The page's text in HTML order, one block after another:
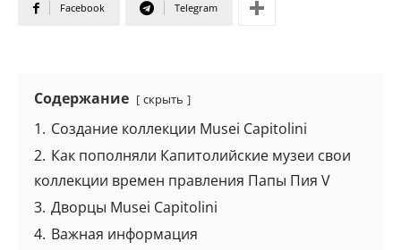
Facebook Telegram
Содержание скрыть
1. Создание коллекции Musei Capitolini
2. Как пополняли Капитолийские музеи свои
коллекции времен правления Папы Пия V
3. Дворцы Musei Capitolini
4. Важная информация